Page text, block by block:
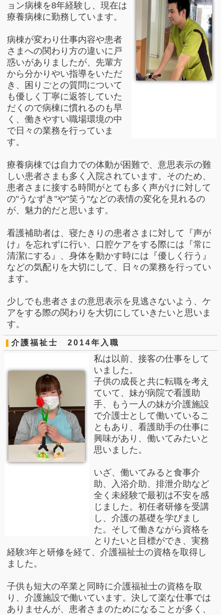
ョン病棟を8年経験し、現在は
療養病棟に勤務しています。
病棟が変わり仕事内容や患者
さまへの関わり方の違いに戸
惑いがありましたが、先輩方
から分かりやい指導をいただ
き、困りごとの質問について
も優しく丁寧に返答していた
だくので病棟に慣れるのも早
く、働きやすい職場環境の中
で日々の業務を行っていま
す。
療養病棟では自力での体動が困難で、意思表示の難
しい患者さまも多く入院されています。そのため、
患者さまに接する時間がとても多く声がけに対して
の"うなずき"や"笑う"などの表情の変化を見れるの
が、魅力的だと思います。
看護補助者は、寝たきりの患者さまに対して 『声が
け』 を忘れずに行い、口腔ケアをする際には『常に
清潔にする』、身体を動かす時には 『優しく行う 』
などの気配りを大切にして、日々の業務を行ってい
ます。
少しでも患者さまの意思表示を見逃さないよう、ケ
アをする際の関わりを大切にしていきたいと思いま
す。
介護福祉士 2014年入職
私は以前、接客の仕事をして
いました。
子供の成長と共に転職を考え
ていて、妹が病院で看護助
手、もう一人の妹が介護施設
で介護士として働いているこ
ともあり、看護助手の仕事に
興味があり、働いてみたいと
思いました。
いざ、働いてみると食事介
助、入浴介助、排泄介助など
全く未経験で最初は不安を感
じました。初任者研修を受講
し、介護の基礎を学びまし
た。そして働きながら資格を
とりたいと目標ができ、実務
経験3年と研修を経て、介護福祉士の資格を取得し
ました。
子供も短大の卒業と同時に介護福祉士の資格を取
り、介護施設で働いています。決して楽な仕事では
ありませんが、患者さまのためになることが多く、